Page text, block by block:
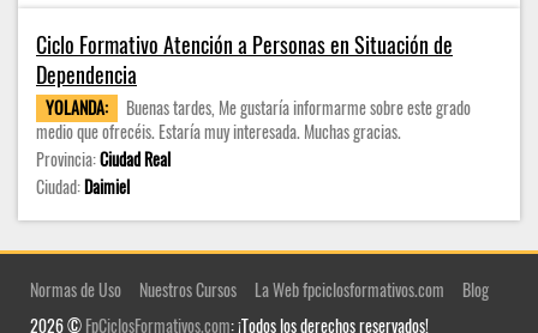
Ciclo Formativo Atención a Personas en Situación de
Dependencia
YOLANDA:
Buenas tardes, Me gustaría informarme sobre este grado
medio que ofrecéis. Estaría muy interesada. Muchas gracias.
Provincia:Ciudad Real
Ciudad:Daimiel
Normas de Uso Nuestros Cursos La Web fpciclosformativos.com
Blog
2026 ©FpCiclosFormativos.com: ¡Todos los derechos reservados!